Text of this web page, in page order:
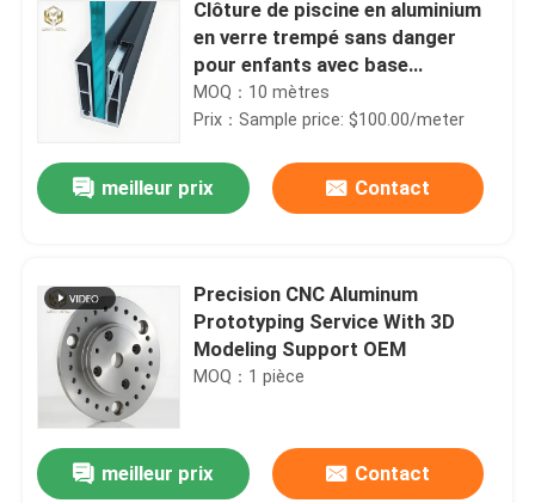
Clôture de piscine en aluminium
en verre trempé sans danger
pour enfants avec base
antidérapante
MOQ：10 mètres
Prix：Sample price: $100.00/meter
meilleur prix Contact
Precision CNC Aluminum
Prototyping Service With 3D
Modeling Support OEM
MOQ：1 pièce
meilleur prix Contact